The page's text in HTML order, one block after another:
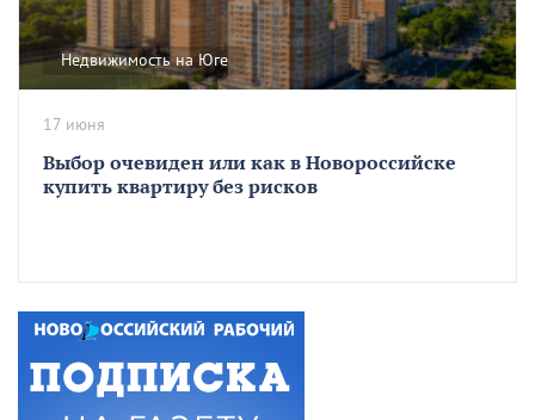
Недвижимость на Юге
Выбор очевиден или как в Новороссийске
купить квартиру без рисков
17 июня